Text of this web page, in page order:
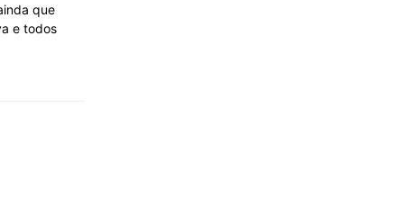
que
e todos